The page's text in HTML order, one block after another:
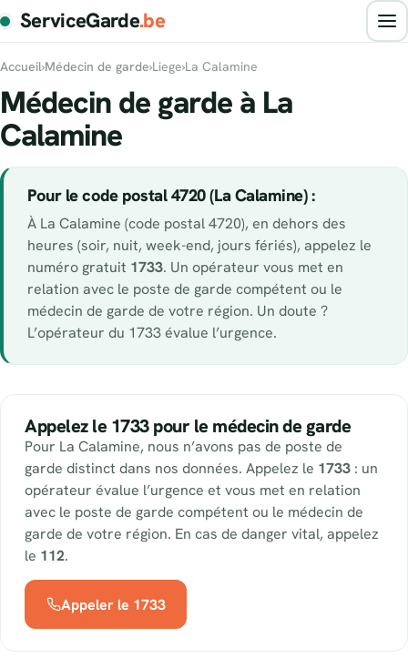
ServiceGarde.be
Accueil›Médecin de garde›Liege›La Calamine
Médecin de garde à La
Calamine
Pour le code postal 4720 (La Calamine) :
À La Calamine (code postal 4720), en dehors des
heures (soir, nuit, week-end, jours fériés), appelez le
numéro gratuit 1733. Un opérateur vous met en
relation avec le poste de garde compétent ou le
médecin de garde de votre région. Un doute ?
L’opérateur du 1733 évalue l’urgence.
Appelez le 1733 pour le médecin de garde
Pour La Calamine, nous n’avons pas de poste de
garde distinct dans nos données. Appelez le 1733 : un
opérateur évalue l’urgence et vous met en relation
avec le poste de garde compétent ou le médecin de
garde de votre région. En cas de danger vital, appelez
le 112.
Appeler le 1733